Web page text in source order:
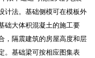
计法。基础侧模可在模板外
础大体积混凝土的施工要
，隔震建筑的房屋高度和层
。基础梁可按相应图集表